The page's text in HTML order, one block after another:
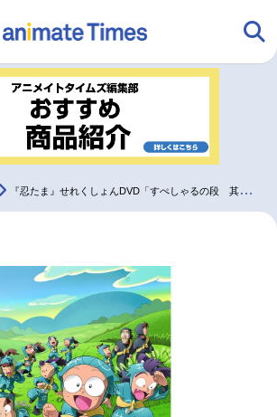
ランキング アニメ
みんなの声
配信・Vtuber トレンド
声優記事一覧
『忍たま』せれくしょんDVD「すぺしゃるの段 其の一」発売延期・日本語字幕実装が発表